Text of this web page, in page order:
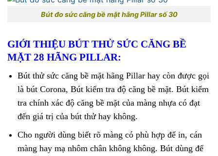
Bút đo sức căng bề mặt hãng Pillar số 30
GIỚI THIỆU BÚT THỬ SỨC CĂNG BỀ
MẶT 28 HÃNG PILLAR:
Bút thử sức căng bề mặt hãng Pillar hay còn được gọi
là bút Corona, Bút kiểm tra độ căng bề mặt. Bút kiểm
tra chính xác độ căng bề mặt của màng nhựa có đạt
đến giá trị của bút thử hay không.
Cho người dùng biết rõ màng có phù hợp để in, cán
màng hay mạ nhôm chân không không. Bút dùng để